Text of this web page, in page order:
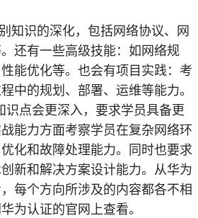
知识的深化，包括网络协议、网
还有一些高级技能：如网络规
能优化等。也会有项目实践：考
中的规划、部署、运维等能力。
识点会更深入，要求学员具备更
能力方面考察学员在复杂网络环
化和故障处理能力。同时也要求
新和解决方案设计能力。从华为
每个方向所涉及的内容都各不相
为认证的官网上查看。